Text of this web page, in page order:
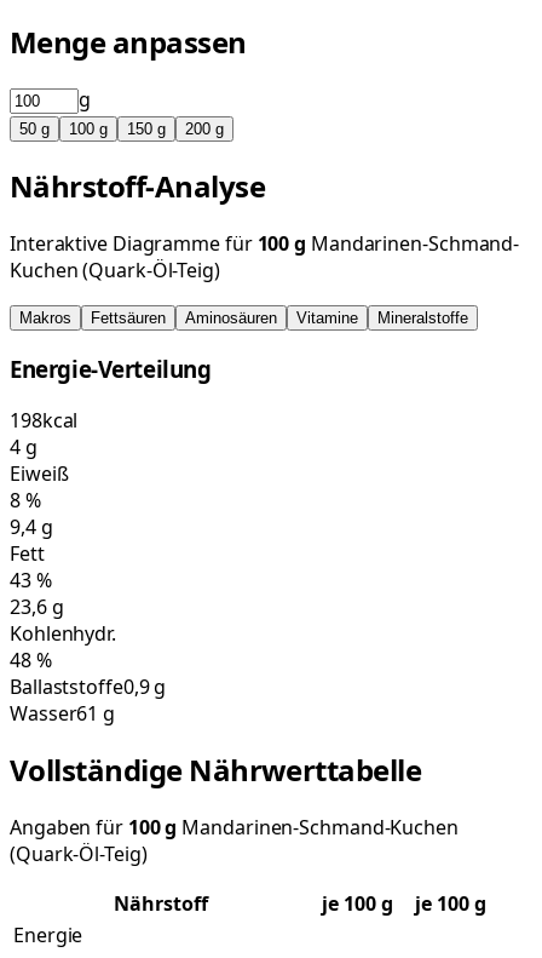
Menge anpassen
g
50 g 100 g 150 g 200 g
Nährstoff-Analyse
Interaktive Diagramme für 100g Mandarinen-Schmand-
Kuchen (Quark-Öl-Teig)
Makros Fettsäuren Aminosäuren Vitamine Mineralstoffe
Energie-Verteilung
198kcal
4g
Eiweiß
8%
9,4g
Fett
43%
23,6g
Kohlenhydr.
48%
Ballaststoffe0,9 g
Wasser61 g
Vollständige Nährwerttabelle
Angaben für 100g Mandarinen-Schmand-Kuchen
(Quark-Öl-Teig)
Nährstoff
je 100g
je 100 g
Energie